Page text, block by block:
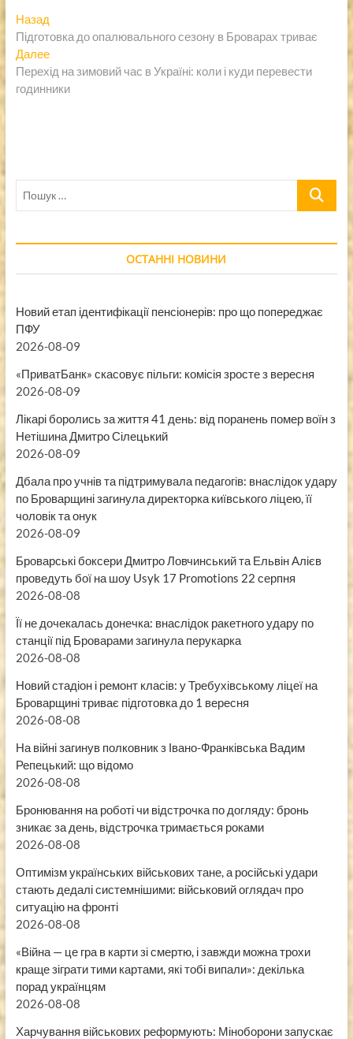
Навигация
по
записям
НазадПредыдущая
запись:
Підготовка до опалювального сезону в Броварах триває
ДалееСледующая
запись:
Перехід на зимовий час в Україні: коли і куди перевести
годинники
Пошук
ОСТАННІ НОВИНИ
Новий етап ідентифікації пенсіонерів: про що попереджає
ПФУ
2026-08-09
«ПриватБанк» скасовує пільги: комісія зросте з вересня
2026-08-09
Лікарі боролись за життя 41 день: від поранень помер воїн з
Нетішина Дмитро Сілецький
2026-08-09
Дбала про учнів та підтримувала педагогів: внаслідок удару
по Броварщині загинула директорка київського ліцею, її
чоловік та онук
2026-08-09
Броварські боксери Дмитро Ловчинський та Ельвін Алієв
проведуть бої на шоу Usyk 17 Promotions 22 серпня
2026-08-08
Її не дочекалась донечка: внаслідок ракетного удару по
станції під Броварами загинула перукарка
2026-08-08
Новий стадіон і ремонт класів: у Требухівському ліцеї на
Броварщині триває підготовка до 1 вересня
2026-08-08
На війні загинув полковник з Івано-Франківська Вадим
Репецький: що відомо
2026-08-08
Бронювання на роботі чи відстрочка по догляду: бронь
зникає за день, відстрочка тримається роками
2026-08-08
Оптимізм українських військових тане, а російські удари
стають дедалі системнішими: військовий оглядач про
ситуацію на фронті
2026-08-08
«Війна — це гра в карти зі смертю, і завжди можна трохи
краще зіграти тими картами, які тобі випали»: декілька
порад українцям
2026-08-08
Харчування військових реформують: Міноборони запускає